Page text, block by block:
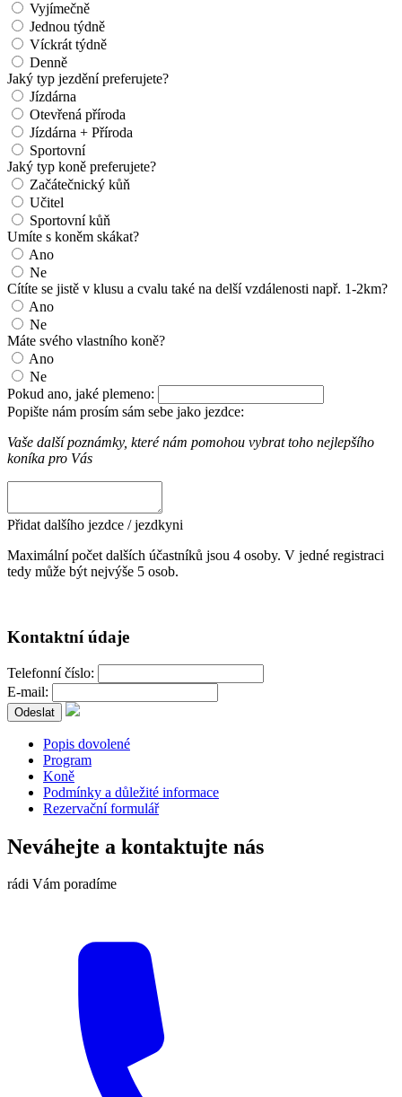
Vyjímečně
Jednou týdně
Víckrát týdně
Denně
Jaký typ jezdění preferujete?
Jízdárna
Otevřená příroda
Jízdárna + Příroda
Sportovní
Jaký typ koně preferujete?
Začátečnický kůň
Učitel
Sportovní kůň
Umíte s koněm skákat?
Ano
Ne
Cítíte se jistě v klusu a cvalu také na delší vzdálenosti např. 1-2km?
Ano
Ne
Máte svého vlastního koně?
Ano
Ne
Pokud ano, jaké plemeno:
Popište nám prosím sám sebe jako jezdce:
Vaše další poznámky, které nám pomohou vybrat toho nejlepšího
koníka pro Vás
Přidat dalšího jezdce / jezdkyni
Maximální počet dalších účastníků jsou 4 osoby. V jedné registraci
tedy může být nejvýše 5 osob.
Kontaktní údaje
Telefonní číslo:
E-mail:
Popis dovolené
Program
Koně
Podmínky a důležité informace
Rezervační formulář
Neváhejte a kontaktujte nás
rádi Vám poradíme